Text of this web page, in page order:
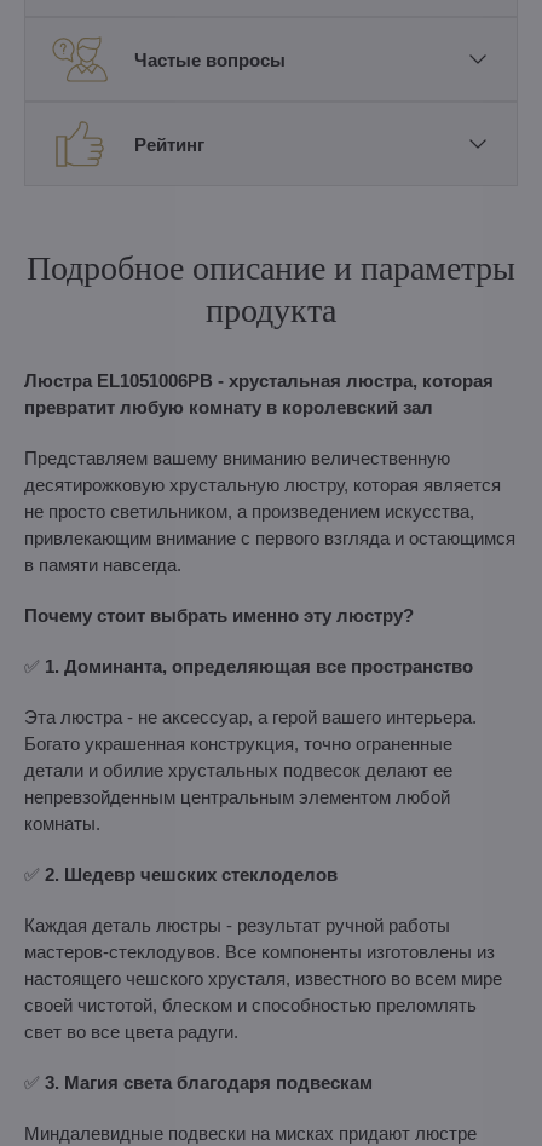
Частые вопросы
Рейтинг
Подробное описание и параметры
продукта
Люстра EL1051006PB - хрустальная люстра, которая
превратит любую комнату в королевский зал
Представляем вашему вниманию величественную
десятирожковую хрустальную люстру, которая является
не просто светильником, а произведением искусства,
привлекающим внимание с первого взгляда и остающимся
в памяти навсегда.
Почему стоит выбрать именно эту люстру?
✅ 1. Доминанта, определяющая все пространство
Эта люстра - не аксессуар, а герой вашего интерьера.
Богато украшенная конструкция, точно ограненные
детали и обилие хрустальных подвесок делают ее
непревзойденным центральным элементом любой
комнаты.
✅ 2. Шедевр чешских стеклоделов
Каждая деталь люстры - результат ручной работы
мастеров-стеклодувов. Все компоненты изготовлены из
настоящего чешского хрусталя, известного во всем мире
своей чистотой, блеском и способностью преломлять
свет во все цвета радуги.
✅ 3. Магия света благодаря подвескам
Миндалевидные подвески на мисках придают люстре